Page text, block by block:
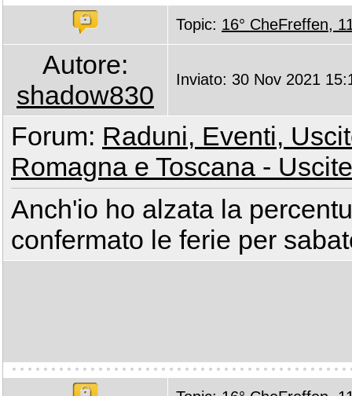
Topic: 16° CheFreffen,
Autore:
shadow830
Inviato: 30 Nov 2021
Forum: Raduni, Eventi,
Romagna e Toscana -
Anch'io ho alzata la
confermato le ferie per